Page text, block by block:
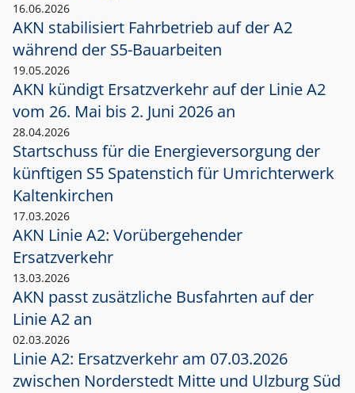
16.06.2026
AKN stabilisiert Fahrbetrieb auf der A2
während der S5-Bauarbeiten
19.05.2026
AKN kündigt Ersatzverkehr auf der Linie A2
vom 26. Mai bis 2. Juni 2026 an
28.04.2026
Startschuss für die Energieversorgung der
künftigen S5 Spatenstich für Umrichterwerk
Kaltenkirchen
17.03.2026
AKN Linie A2: Vorübergehender
Ersatzverkehr
13.03.2026
AKN passt zusätzliche Busfahrten auf der
Linie A2 an
02.03.2026
Linie A2: Ersatzverkehr am 07.03.2026
zwischen Norderstedt Mitte und Ulzburg Süd